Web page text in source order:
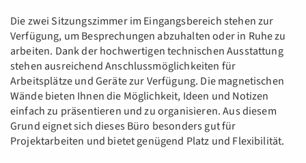
Die zwei Sitzungszimmer im Eingangsbereich stehen zur
Verfügung, um Besprechungen abzuhalten oder in Ruhe zu
arbeiten. Dank der hochwertigen technischen Ausstattung
stehen ausreichend Anschlussmöglichkeiten für
Arbeitsplätze und Geräte zur Verfügung. Die magnetischen
Wände bieten Ihnen die Möglichkeit, Ideen und Notizen
einfach zu präsentieren und zu organisieren. Aus diesem
Grund eignet sich dieses Büro besonders gut für
Projektarbeiten und bietet genügend Platz und Flexibilität.